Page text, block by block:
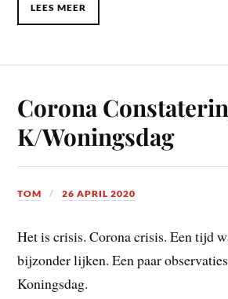
LEES MEER
Corona
K/Woningsdag
TOM 26 APRIL 2020
Het is crisis. Corona crisis. Een tijd
bijzonder lijken. Een paar
Koningsdag.